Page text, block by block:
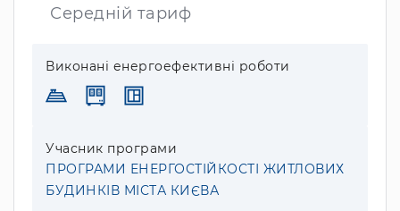
Середній тариф
Виконані енергоефективні роботи
Учасник програми
ПРОГРАМИ ЕНЕРГОСТІЙКОСТІ ЖИТЛОВИХ
БУДИНКІВ МІСТА КИЄВА